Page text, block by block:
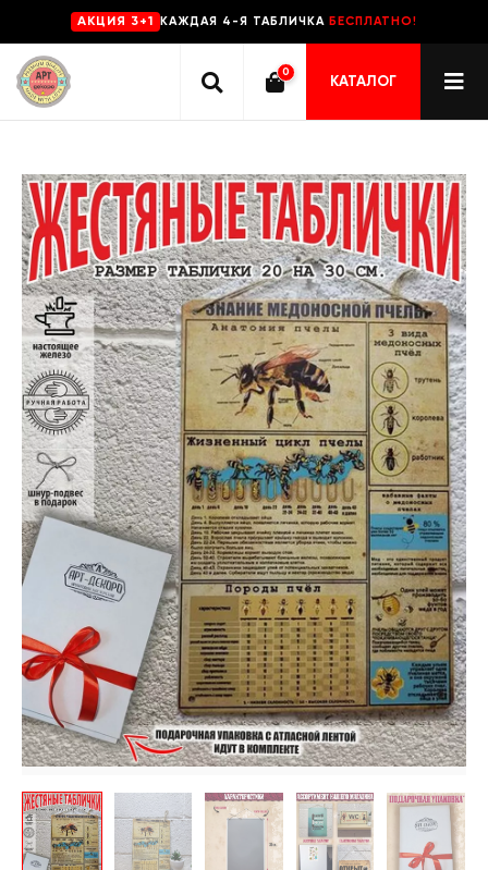
AKЦИЯ 3+1 КАЖДАЯ 4-Я ТАБЛИЧКА БЕСПЛАТНО!
0
КАТАЛОГ